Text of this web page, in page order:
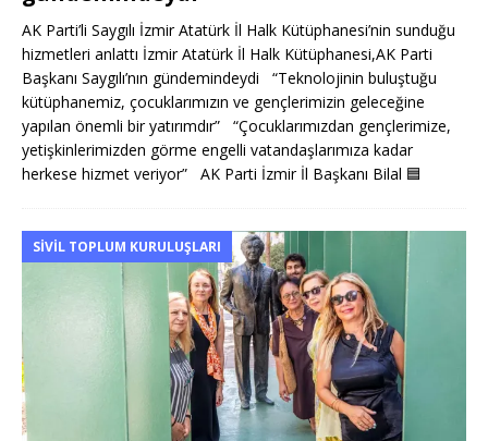
AK Parti’li Saygılı İzmir Atatürk İl Halk Kütüphanesi’nin sunduğu
hizmetleri anlattı İzmir Atatürk İl Halk Kütüphanesi,AK Parti
Başkanı Saygılı’nın gündemindeydi “Teknolojinin buluştuğu
kütüphanemiz, çocuklarımızın ve gençlerimizin geleceğine
yapılan önemli bir yatırımdır” “Çocuklarımızdan gençlerimize,
yetişkinlerimizden görme engelli vatandaşlarımıza kadar
herkese hizmet veriyor” AK Parti İzmir İl Başkanı Bilal 🟦
SIVIL TOPLUM KURULUŞLARI